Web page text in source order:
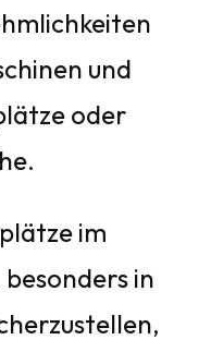
und
oder
im
in